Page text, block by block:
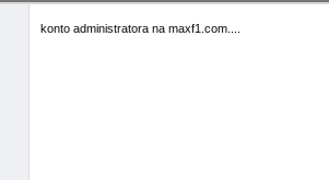
konto administratora na maxf1.com....